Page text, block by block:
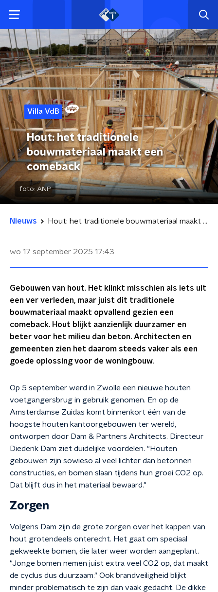
Villa VdB
Hout: het traditionele
bouwmateriaal maakt een
comeback
foto: ANP
Nieuws Hout: het traditionele bouwmateriaal maakt een comeback
wo 17 september 2025 17:43
Gebouwen van hout. Het klinkt misschien als iets uit
een ver verleden, maar juist dit traditionele
bouwmateriaal maakt opvallend gezien een
comeback. Hout blijkt aanzienlijk duurzamer en
beter voor het milieu dan beton. Architecten en
gemeenten zien het daarom steeds vaker als een
goede oplossing voor de woningbouw.
Op 5 september werd in Zwolle een nieuwe houten
voetgangersbrug in gebruik genomen. En op de
Amsterdamse Zuidas komt binnenkort één van de
hoogste houten kantoorgebouwen ter wereld,
ontworpen door Dam & Partners Architects. Directeur
Diederik Dam ziet duidelijke voordelen. "Houten
gebouwen zijn sowieso al veel lichter dan betonnen
constructies, en bomen slaan tijdens hun groei CO2 op.
Dat blijft dus in het materiaal bewaard."
Zorgen
Volgens Dam zijn de grote zorgen over het kappen van
hout grotendeels onterecht. Het gaat om speciaal
gekweekte bomen, die later weer worden aangeplant.
"Jonge bomen nemen juist extra veel CO2 op, dat maakt
de cyclus dus duurzaam." Ook brandveiligheid blijkt
minder problematisch te zijn dan vaak gedacht. De dikke